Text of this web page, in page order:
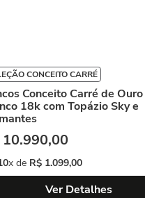
CONCEITO CARRÉ
Conceito Carré de Ouro
18k com Topázio Sky e
10.990,00
x de R$ 1.099,00
Ver Detalhes